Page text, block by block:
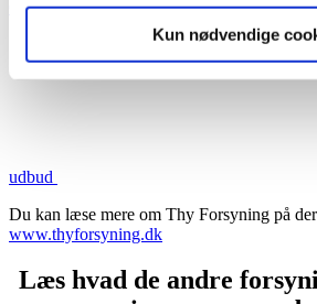
Kun nødvendige
GDPR
udbud
Du kan læse mere om Thy Forsyning på
www.thyforsyning.dk
Læs hvad de andre